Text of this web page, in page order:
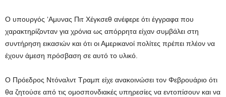
Ο υπουργός ‘Αμυνας Πιτ Χέγκσεθ ανέφερε ότι έγγραφα που
χαρακτηρίζονταν για χρόνια ως απόρρητα είχαν συμβάλει στη
συντήρηση εικασιών και ότι οι Αμερικανοί πολίτες πρέπει πλέον να
έχουν άμεση πρόσβαση σε αυτό το υλικό.
Ο Πρόεδρος Ντόναλντ Τραμπ είχε ανακοινώσει τον Φεβρουάριο ότι
θα ζητούσε από τις ομοσπονδιακές υπηρεσίες να εντοπίσουν και να